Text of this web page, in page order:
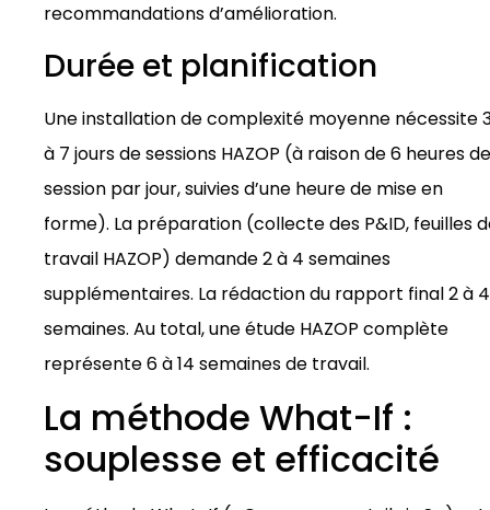
recommandations d’amélioration.
Durée et planification
Une installation de complexité moyenne nécessite
à 7 jours de sessions HAZOP (à raison de 6 heures de
session par jour, suivies d’une heure de mise en
forme). La préparation (collecte des P&ID, feuilles
travail HAZOP) demande 2 à 4 semaines
supplémentaires. La rédaction du rapport final 2 à 4
semaines. Au total, une étude HAZOP complète
représente 6 à 14 semaines de travail.
La méthode What-If :
souplesse et efficacité